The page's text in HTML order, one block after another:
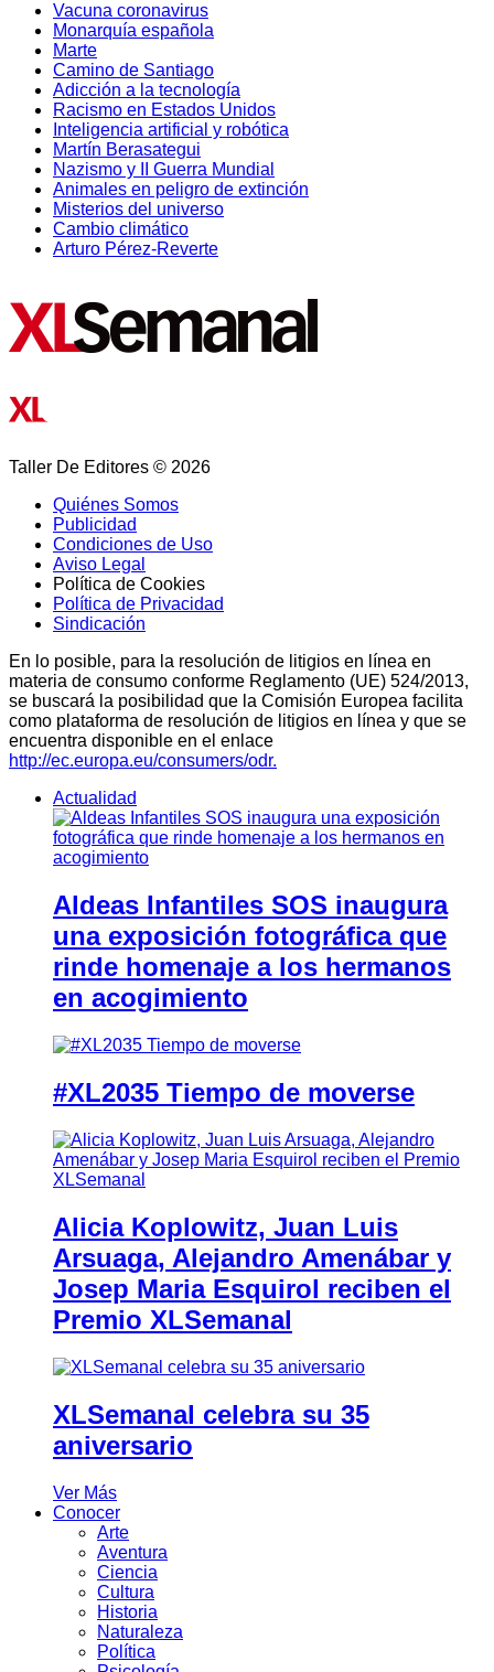
Vacuna coronavirus
Monarquía española
Marte
Camino de Santiago
Adicción a la tecnología
Racismo en Estados Unidos
Inteligencia artificial y robótica
Martín Berasategui
Nazismo y II Guerra Mundial
Animales en peligro de extinción
Misterios del universo
Cambio climático
Arturo Pérez-Reverte
Taller De Editores © 2026
Quiénes Somos
Publicidad
Condiciones de Uso
Aviso Legal
Política de Cookies
Política de Privacidad
Sindicación
En lo posible, para la resolución de litigios en línea en
materia de consumo conforme Reglamento (UE) 524/2013,
se buscará la posibilidad que la Comisión Europea facilita
como plataforma de resolución de litigios en línea y que se
encuentra disponible en el enlace
http://ec.europa.eu/consumers/odr.
Actualidad
Aldeas Infantiles SOS inaugura
una exposición fotográfica que
rinde homenaje a los hermanos
en acogimiento
#XL2035 Tiempo de moverse
Alicia Koplowitz, Juan Luis
Arsuaga, Alejandro Amenábar y
Josep Maria Esquirol reciben el
Premio XLSemanal
XLSemanal celebra su 35
aniversario
Ver Más
Conocer
Arte
Aventura
Ciencia
Cultura
Historia
Naturaleza
Política